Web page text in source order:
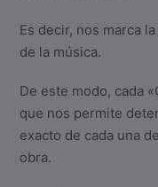
Es decir, nos marca
de la música.
De este modo, cada
que nos permite
exacto de cada una
obra.